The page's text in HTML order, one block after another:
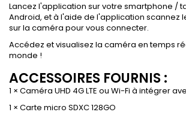
Lancez l'application sur votre smartphone /
Android, et à l'aide de l'application scannez
sur la caméra pour vous connecter.
Accédez et visualisez la caméra en temps
monde !
ACCESSOIRES FOURNIS :
1 × Caméra UHD 4G LTE ou Wi-Fi à intégrer
1 × Carte micro SDXC 128GO